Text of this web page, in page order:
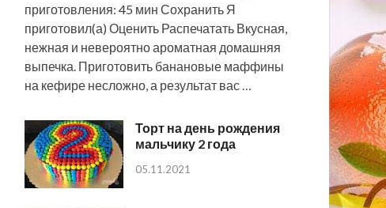
приготовления: 45 мин Сохранить Я
приготовил(а) Оценить Распечатать Вкусная,
нежная и невероятно ароматная домашняя
выпечка. Приготовить банановые маффины
на кефире несложно, а результат вас …
Торт на день рождения
мальчику 2 года
05.11.2021